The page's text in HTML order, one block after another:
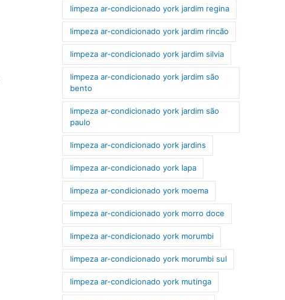
limpeza ar-condicionado york jardim regina
limpeza ar-condicionado york jardim rincão
limpeza ar-condicionado york jardim silvia
limpeza ar-condicionado york jardim são
bento
limpeza ar-condicionado york jardim são
paulo
limpeza ar-condicionado york jardins
limpeza ar-condicionado york lapa
limpeza ar-condicionado york moema
limpeza ar-condicionado york morro doce
limpeza ar-condicionado york morumbi
limpeza ar-condicionado york morumbi sul
limpeza ar-condicionado york mutinga